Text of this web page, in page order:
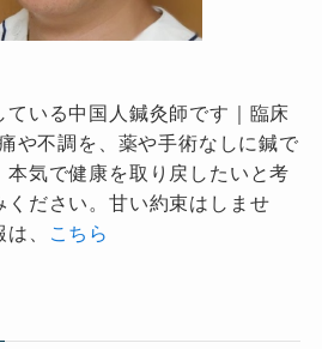
いる中国人鍼灸師です｜臨床
や不調を、薬や手術なしに鍼で
気で健康を取り戻したいと考
ください。甘い約束はしませ
、
こちら